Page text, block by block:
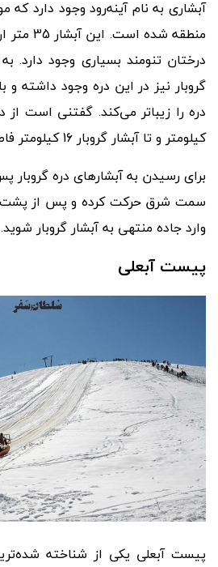
آبشاری به نام آینهرود وجود دارد که
منطقه
درختان تنومند بسیاری وجود دارد.
گروبار نیز در این دره وجود داشته و
دره را زیباتر میکند. گفتنی است از
کیلومتر و تا آبشار گروبار 16 کیلومتر فاصله وجود دارد.
برای رسیدن به آبشارهای دره گروبار
سمت شرق حرکت کرده و پس از پشت
وارد جاده منتهی به آبشار گروبار شوید.
پیست آبعلی
پیست آبعلی یکی از شناخته شده